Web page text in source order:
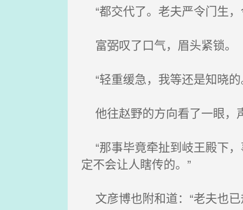
“都交代了。老夫严令门生
富弼叹了口气，眉头紧锁。
“轻重缓急，我等还是知晓的
他往赵野的方向看了一眼，
“那事毕竟牵扯到岐王殿下，
定不会让人瞎传的。”
文彦博也附和道：“老夫也